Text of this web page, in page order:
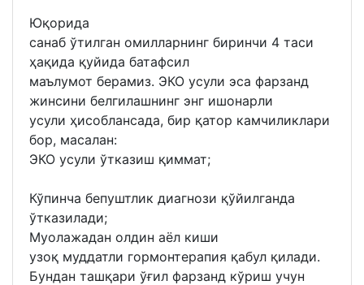
Юқорида
санаб ўтилган омилларнинг биринчи 4 таси
ҳақида қуйида батафсил
маълумот берамиз. ЭКО усули эса фарзанд
жинсини белгилашнинг энг ишонарли
усули ҳисоблансада, бир қатор камчиликлари
бор, масалан:
ЭКО усули ўтказиш қиммат;
Кўпинча бепуштлик диагнози қўйилганда
ўтказилади;
Муолажадан олдин аёл киши
узоқ муддатли гормонтерапия қабул қилади.
Бундан ташқари ўғил фарзанд кўриш учун